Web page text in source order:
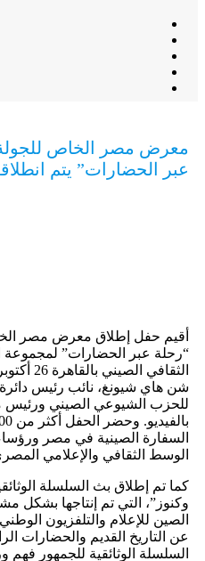
معرض مصر الخاص
عبر الحضارات” يتم
أقيم حفل إطلاق معرض مصر
“رحلة عبر الحضارات” لمجموعة
الثقافي
شن هاي شيونغ، نائب رئيس دائرة
للحزب الشيوعي الصيني ورئيس
السفارة الصينية في مصر
الوسط الثقافي والإعلامي
كما تم إطلاق بث السلسلة
الصين للإعلام والتلفزيون
عن التاريخ القديم والحضارات
السلسلة الوثائقية للجمهور فهم